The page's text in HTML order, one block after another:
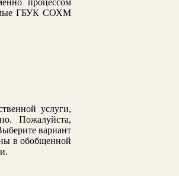
процессом
ГБУК СОХМ
услуги,
Пожалуйста,
вариант
в обобщенной